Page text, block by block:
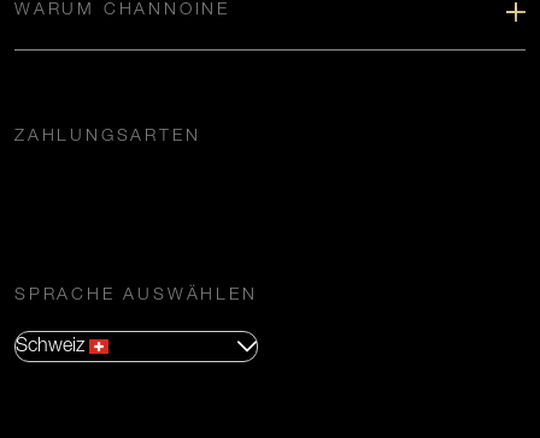
WARUM CHANNOINE
ZAHLUNGSARTEN
SPRACHE AUSWÄHLEN
Schweiz